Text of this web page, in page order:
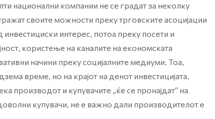
национални компании не се градат за неколку
своите можности преку трговските асоцијации
интерес, потоа преку посети и
користење на каналите на економската
начини преку социјалните медиуми. Тоа,
време, но на крајот на денот инвестицијата,
производот и купувачите „ќе се пронајдат“ на
купувачи, не е важно дали производителот е